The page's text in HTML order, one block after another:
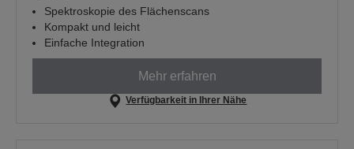
Spektroskopie des Flächenscans
Kompakt und leicht
Einfache Integration
Mehr erfahren
Verfügbarkeit in Ihrer Nähe